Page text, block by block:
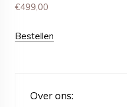
€499,00
Bestellen
Over ons: